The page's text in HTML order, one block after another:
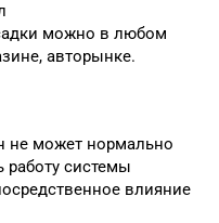
можно в любом
авторынке.
не может нормально
работу системы
влияние